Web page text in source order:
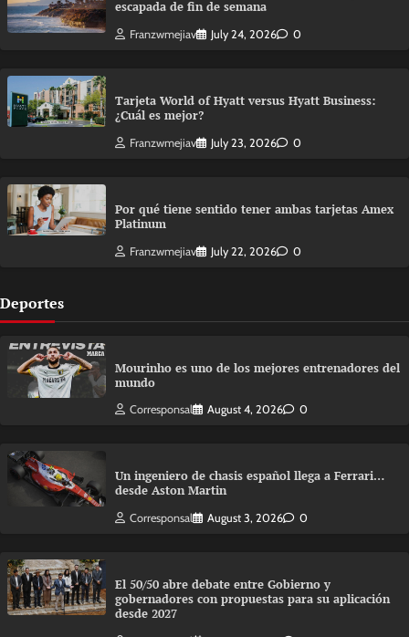
escapada de fin de semana
Franzwmejiav July 24, 2026 0
Tarjeta World of Hyatt versus Hyatt Business:
¿Cuál es mejor?
Franzwmejiav July 23, 2026 0
Por qué tiene sentido tener ambas tarjetas Amex
Platinum
Franzwmejiav July 22, 2026 0
Deportes
Mourinho es uno de los mejores entrenadores del
mundo
Corresponsal August 4, 2026 0
Un ingeniero de chasis español llega a Ferrari…
desde Aston Martin
Corresponsal August 3, 2026 0
El 50/50 abre debate entre Gobierno y
gobernadores con propuestas para su aplicación
desde 2027